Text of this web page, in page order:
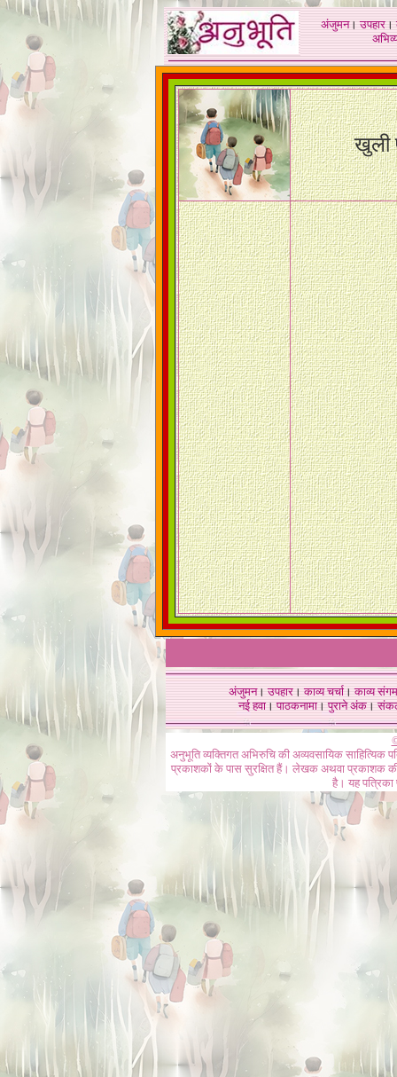
अंजुमन।उपहार।
खुली
अंजुमन।उपहार।काव्य चर्चा।काव्य संगम
नई हवा। पाठकनामा। पुराने अंक।
अनुभूति व्यक्तिगत अभिरुचि की अव्यवसायिक
प्रकाशकों के पास सुरक्षित हैं। लेखक अथवा प्रकाशक की
है। यह पत्रिका